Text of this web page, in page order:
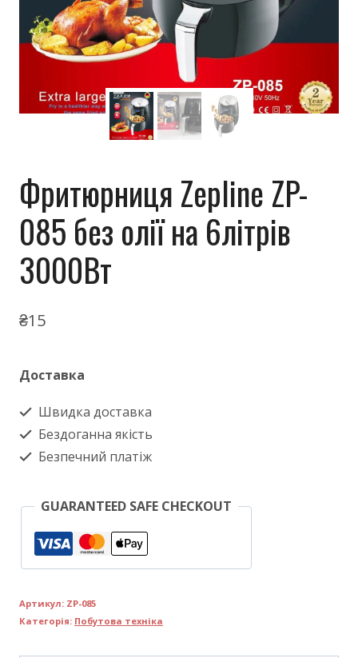
Фритюрниця Zepline ZP-
085 без олії на 6літрів
3000Вт
₴15
Доставка
Швидка доставка
Бездоганна якість
Безпечний платіж
GUARANTEED SAFE CHECKOUT
Артикул: ZP-085
Категорія: Побутова техніка